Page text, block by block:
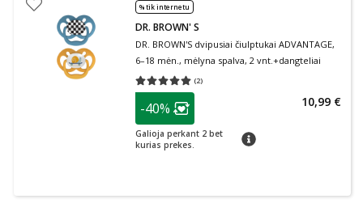
% tik internetu
DR. BROWN' S
DR. BROWN'S dvipusiai čiulptukai ADVANTAGE,
6–18 mėn., mėlyna spalva, 2 vnt.+dangteliai
(2)
Vidutinis įvertinimas 5.00
patarimas
Lojalumo klubo narių nuolaida
-40%
Galioja perkant 2 bet
kurias prekes.
patarimas
10,99 €